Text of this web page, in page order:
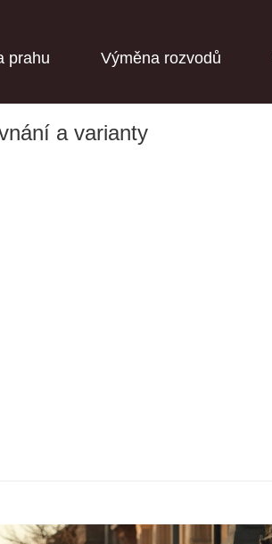
prahu Výměna rozvodů
a varianty